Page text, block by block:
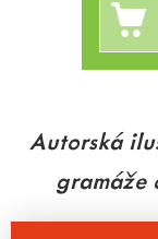
Autorská
gramáže